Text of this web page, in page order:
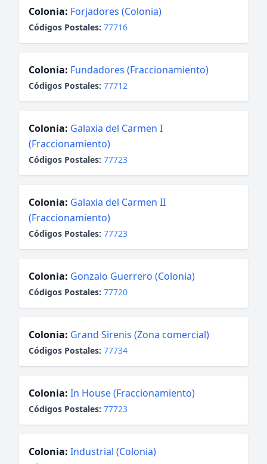
Colonia: Forjadores (Colonia)
Códigos Postales: 77716
Colonia: Fundadores (Fraccionamiento)
Códigos Postales: 77712
Colonia: Galaxia del Carmen I
(Fraccionamiento)
Códigos Postales: 77723
Colonia: Galaxia del Carmen II
(Fraccionamiento)
Códigos Postales: 77723
Colonia: Gonzalo Guerrero (Colonia)
Códigos Postales: 77720
Colonia: Grand Sirenis (Zona comercial)
Códigos Postales: 77734
Colonia: In House (Fraccionamiento)
Códigos Postales: 77723
Colonia: Industrial (Colonia)